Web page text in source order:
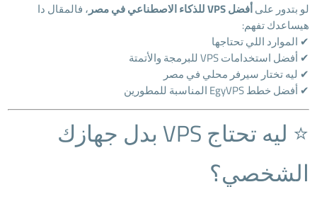
لو بتدور علىأفضل VPS للذكاء الاصطناعي في مصر
، فالمقال دا
هيساعدك تفهم:
✔ الموارد اللي تحتاجها
✔ أفضل استخدامات VPS للبرمجة والأتمتة
✔ ليه تختار سيرفر محلي في مصر
✔ أفضل خطط EgyVPS المناسبة للمطورين
⭐ ليه تحتاج VPS بدل جهازك
الشخصي؟